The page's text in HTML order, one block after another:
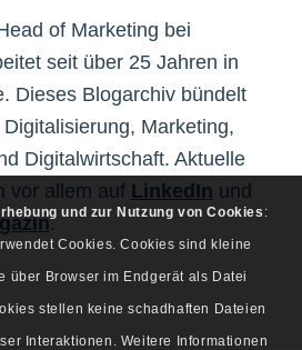
of Marketing bei
seit über 25 Jahren in
Dieses Blogarchiv bündelt
Marketing,
Digitalwirtschaft. Aktuelle
vor allem auf LinkedIn und
. und zur Nutzung von Cookies :
Cookies. Cookies sind kleine
über Browser im Endgerät als Datei
stellen keine schadhaften Dateien
Interaktionen. Weitere Informationen